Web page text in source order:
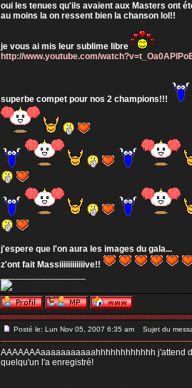
oui les tenues qu'ils avaient aux Masters ont
au moins la on ressent bien la chanson lol!!
je vous ai mis leur sublime libre
http://www.youtube.com/
superbe compet pour nos 2 champions!!!
j'espere que l'on aura les images du gala...
z'ont fait Massiiiiiiiiiiiive!!
_________________
Posté le: Lun Nov 05, 2007 6:35 am Sujet du
AAAAAAAaaaaaaaaaaahhhhhhhhhhhh j'attend
quelqu'un l'a enregistré!